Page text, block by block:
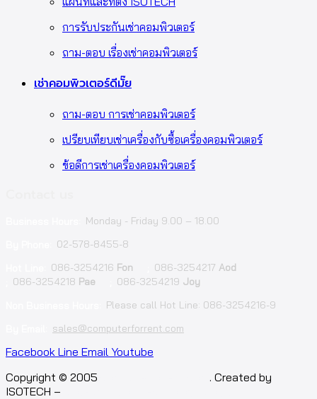
การรับประกันเช่าคอมพิวเตอร์
ถาม-ตอบ เรื่องเช่าคอมพิวเตอร์
เช่าคอมพิวเตอร์ดีมั๊ย
ถาม-ตอบ การเช่าคอมพิวเตอร์
เปรียบเทียบเช่าเครื่องกับซื้อเครื่องคอมพิวเตอร์
ข้อดีการเช่าเครื่องคอมพิวเตอร์
Monday - Friday 9.00 – 18.00
02-578-8455-8
086-3254216 Fon 086-3254217 Aod
086-3254218 Pae 086-3254219 Joy
Please call Hot Line: 086-3254216-9
sales@computerforrent.com
Facebook Line Email Youtube
Copyright © 2005
. Created by
ISOTECH –